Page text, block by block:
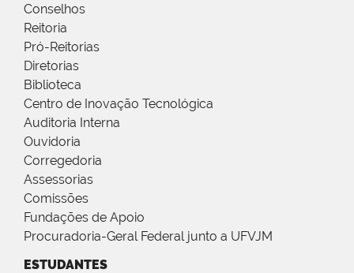
Conselhos
Reitoria
Pró-Reitorias
Diretorias
Biblioteca
Centro de Inovação Tecnológica
Auditoria Interna
Ouvidoria
Corregedoria
Assessorias
Comissões
Fundações de Apoio
Procuradoria-Geral Federal junto a UFVJM
ESTUDANTES